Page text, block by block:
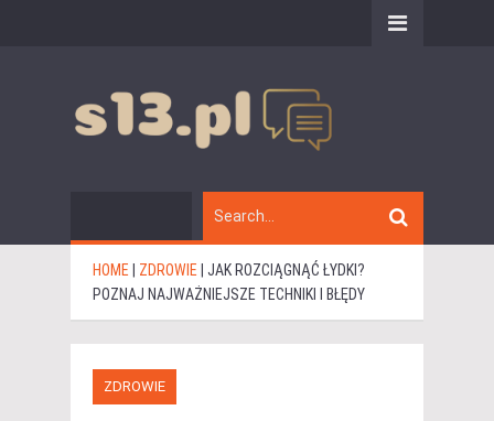
HOME ZDROWIE JAK ROZCIĄGNĄĆ ŁYDKI?
POZNAJ NAJWAŻNIEJSZE TECHNIKI I BŁĘDY
ZDROWIE